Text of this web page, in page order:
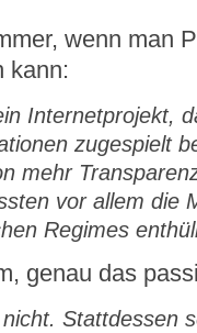
wenn man
kann:
Internetprojekt,
zugespielt
mehr
vor allem die
Regimes
genau das
Stattdessen